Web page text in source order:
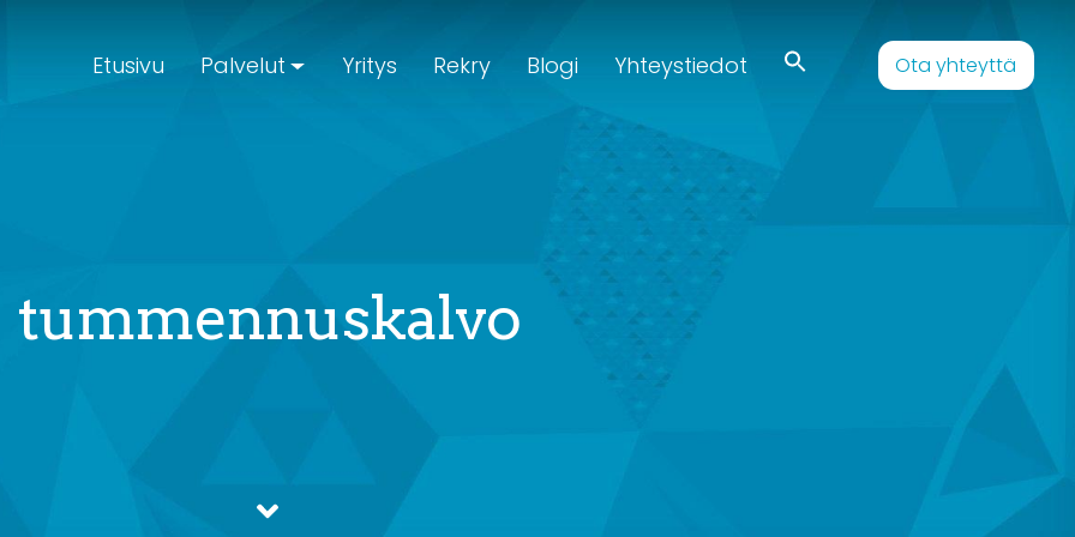
Etusivu Palvelut Yritys Rekry Blogi Yhteystiedot Ota yhteyttä
tummennuskalvo